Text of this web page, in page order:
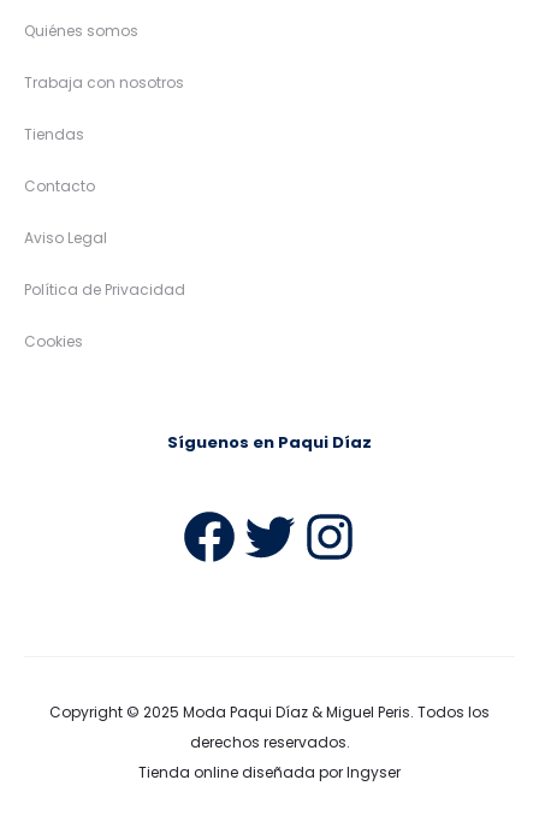
Quiénes somos
Trabaja con nosotros
Tiendas
Contacto
Aviso Legal
Política de Privacidad
Cookies
Síguenos en Paqui Díaz
Facebook
Twitter
Copyright © 2025 Moda Paqui Díaz & Miguel Peris. Todos los
derechos reservados.
Tienda online diseñada por Ingyser